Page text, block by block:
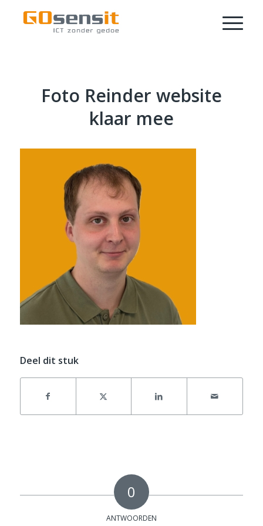
Foto Reinder website
klaar mee
Deel dit stuk
0
ANTWOORDEN